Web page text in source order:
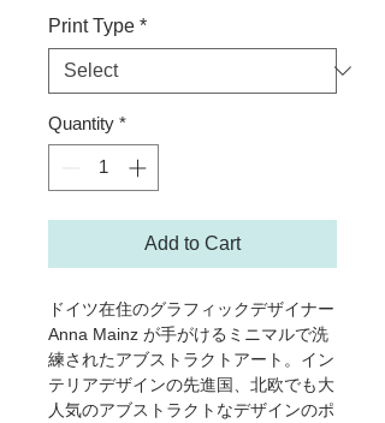
Print Type *
Quantity *
Add to Cart
ドイツ在住のグラフィックデザイナー
Anna Mainz が手がけるミニマルで洗
練されたアブストラクトアート。イン
テリアデザインの先進国、北欧でも大
人気のアブストラクトなデザインのポ